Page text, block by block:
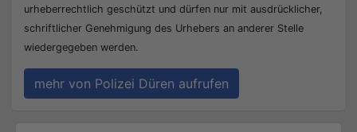
urheberrechtlich geschützt und dürfen nur mit ausdrücklicher,
schriftlicher Genehmigung des Urhebers an anderer Stelle
wiedergegeben werden.
mehr von Polizei Düren aufrufen